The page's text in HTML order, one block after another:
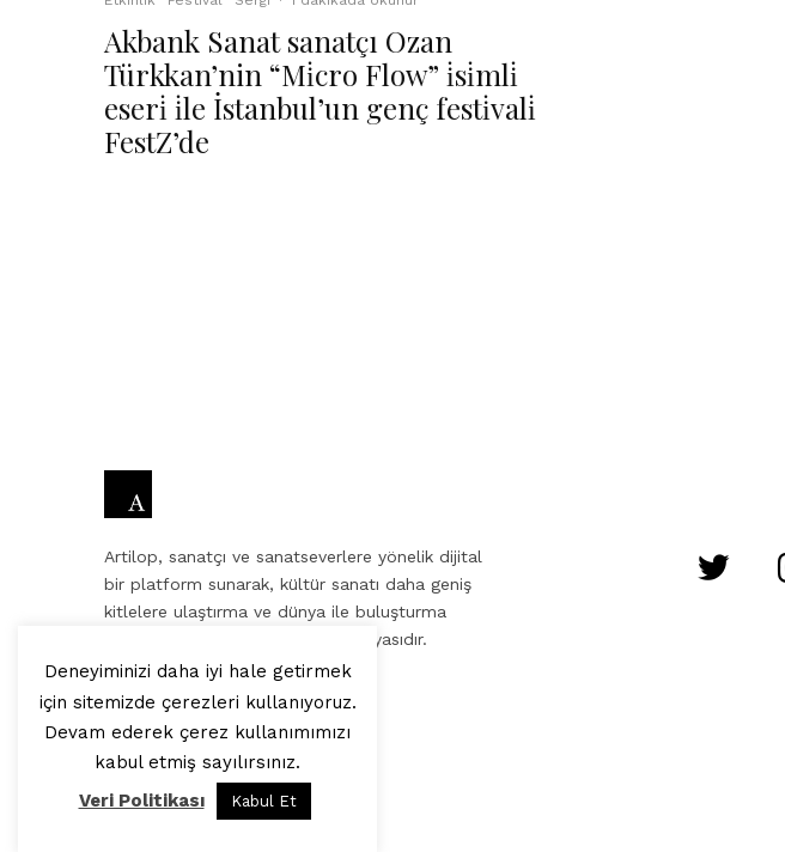
Akbank Sanat sanatçı Ozan
Türkkan’nin “Mi̇cro Flow” i̇si̇mli̇
eseri̇ i̇le İstanbul’un genç festi̇vali̇
FestZ’de
Artilop, sanatçı ve sanatseverlere yönelik dijital
bir platform sunarak, kültür sanatı daha geniş
kitlelere ulaştırma ve dünya ile buluşturma
misyonuna sahip bir internet medyasıdır.
ekibinden, sevgilerle.
Deneyiminizi daha iyi hale getirmek
için sitemizde çerezleri kullanıyoruz.
Devam ederek çerez kullanımımızı
kabul etmiş sayılırsınız.
Veri Politikası
Kabul Et